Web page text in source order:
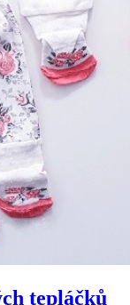
tepláčků